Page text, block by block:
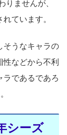
りませんが、
ています。
そうなキャラの
などから不利
ラであるであろ
シーズ